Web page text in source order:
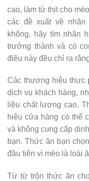
cao, làm từ thịt cho
các đề xuất về
không, hãy tìm nhãn
trưởng thành và có
điều này đều chỉ ra
Các thương hiệu thực
dịch vụ khách hàng,
liệu chất lượng cao.
hiệu cửa hàng có thể
và không cung cấp
bạn. Thức ăn bạn
đầu tiên vì mèo là loài
Từ từ trộn thức ăn